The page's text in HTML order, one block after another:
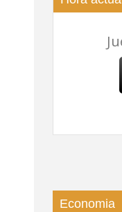
Economia